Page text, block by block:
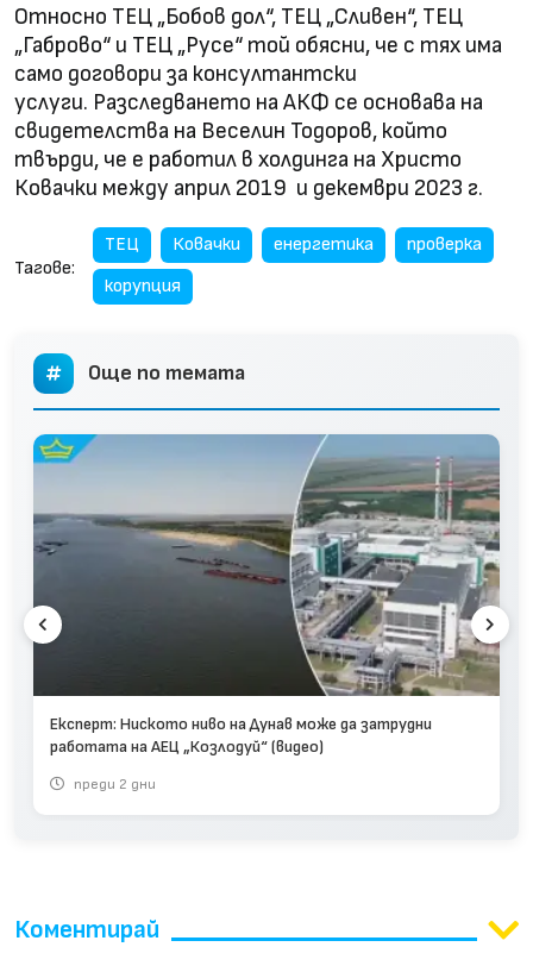
Относно ТЕЦ „Бобов дол“, ТЕЦ „Сливен“, ТЕЦ
„Габрово“ и ТЕЦ „Русе“ той обясни, че с тях има
само договори за консултантски
услуги. Разследването на АКФ се основава на
свидетелства на Веселин Тодоров, който
твърди, че е работил в холдинга на Христо
Ковачки между април 2019 и декември 2023 г.
Тагове:
ТЕЦ Ковачки енергетика
проверка
корупция
Още по темата
Експерт: Ниското ниво на Дунав може да затрудни
работата на АЕЦ „Козлодуй“ (видео)
преди 2 дни
Коментирай